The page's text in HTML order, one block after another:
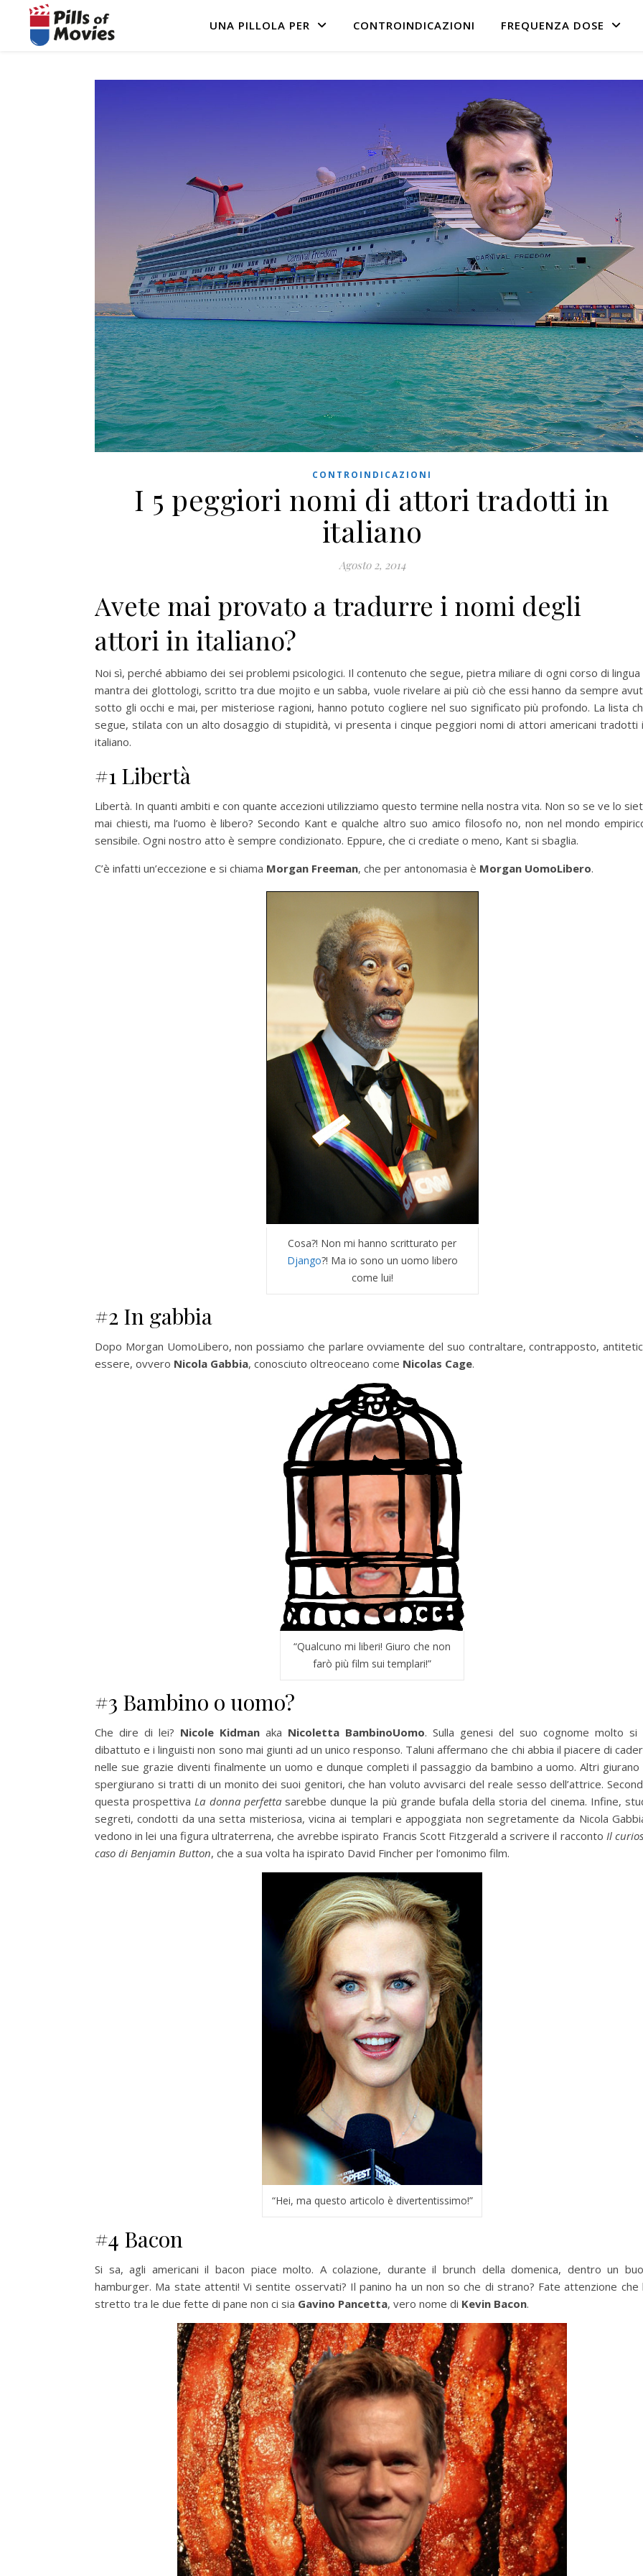
UNA PILLOLA PER CONTROINDICAZIONI FREQUENZA DOSE
CONTROINDICAZIONI
I 5 peggiori nomi di attori tradotti in
italiano
Agosto 2, 2014
Avete mai provato a tradurre i nomi degli
attori in italiano?
Noi sì, perché abbiamo dei sei problemi psicologici. Il contenuto che segue, pietra miliare di ogni corso di lingua
mantra dei glottologi, scritto tra due mojito e un sabba, vuole rivelare ai più ciò che essi hanno da sempre
sotto gli occhi e mai, per misteriose ragioni, hanno potuto cogliere nel suo significato più profondo. La lista
segue, stilata con un alto dosaggio di stupidità, vi presenta i cinque peggiori nomi di attori americani tradotti
italiano.
#1 Libertà
Libertà. In quanti ambiti e con quante accezioni utilizziamo questo termine nella nostra vita. Non so se ve lo
mai chiesti, ma l’uomo è libero? Secondo Kant e qualche altro suo amico filosofo no, non nel mondo
sensibile. Ogni nostro atto è sempre condizionato. Eppure, che ci crediate o meno, Kant si sbaglia.
C’è infatti un’eccezione e si chiama Morgan Freeman, che per antonomasia è Morgan UomoLibero.
Cosa?! Non mi hanno scritturato per
Django?! Ma io sono un uomo libero
come lui!
#2 In gabbia
Dopo Morgan UomoLibero, non possiamo che parlare ovviamente del suo contraltare, contrapposto,
essere, ovvero Nicola Gabbia, conosciuto oltreoceano come Nicolas Cage.
“Qualcuno mi liberi! Giuro che non
farò più film sui templari!”
#3 Bambino o uomo?
Che dire di lei? Nicole Kidman aka Nicoletta BambinoUomo. Sulla genesi del suo cognome molto si
dibattuto e i linguisti non sono mai giunti ad un unico responso. Taluni affermano che chi abbia il piacere di
nelle sue grazie diventi finalmente un uomo e dunque completi il passaggio da bambino a uomo. Altri giurano
spergiurano si tratti di un monito dei suoi genitori, che han voluto avvisarci del reale sesso dell’attrice.
questa prospettiva La donna perfettasarebbe dunque la più grande bufala della storia del cinema. Infine,
segreti, condotti da una setta misteriosa, vicina ai templari e appoggiata non segretamente da Nicola
vedono in lei una figura ultraterrena, che avrebbe ispirato Francis Scott Fitzgerald a scrivere il racconto Il
caso di Benjamin Button, che a sua volta ha ispirato David Fincher per l’omonimo film.
“Hei, ma questo articolo è divertentissimo!”
#4 Bacon
Si sa, agli americani il bacon piace molto. A colazione, durante il brunch della domenica, dentro un
hamburger. Ma state attenti! Vi sentite osservati? Il panino ha un non so che di strano? Fate attenzione che
stretto tra le due fette di pane non ci sia Gavino Pancetta, vero nome di Kevin Bacon.